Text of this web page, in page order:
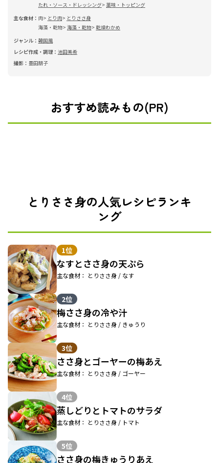
たれ・ソース・ドレッシング 薬味・トッピング
主な食材： 肉 とり肉
とりささ身
海藻・乾物 海藻・乾物 乾燥わかめ
ジャンル： 韓国風
レシピ作成・調理： 池田美希
撮影： 豊田朋子
おすすめ読みもの(PR)
とりささ身の人気レシピランキ
ング
1位
なすとささ身の天ぷら
主な食材： とりささ身 / なす
2位
梅ささ身の冷や汁
主な食材： とりささ身 / きゅうり
3位
ささ身とゴーヤーの梅あえ
主な食材： とりささ身 / ゴーヤー
4位
蒸しどりとトマトのサラダ
主な食材： とりささ身 / トマト
5位
ささ身の梅きゅうりあえ